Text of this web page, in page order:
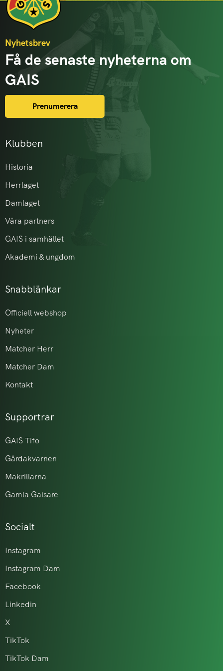
Klubben
Historia
Herrlaget
Damlaget
Våra partners
GAIS i samhället
Akademi & ungdom
Snabblänkar
Officiell webshop
Nyheter
Matcher Herr
Matcher Dam
Kontakt
Supportrar
GAIS Tifo
Gårdakvarnen
Makrillarna
Gamla Gaisare
Socialt
Instagram
Instagram Dam
Facebook
Linkedin
X
TikTok
TikTok Dam
Nyhetsbrev
Få de senaste nyheterna om
GAIS
Prenumerera